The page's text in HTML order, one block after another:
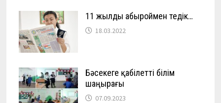
11 жылды абыроймен өтедік…
18.03.2022
Бәсекеге қабілетті білім
шаңырағы
07.09.2023